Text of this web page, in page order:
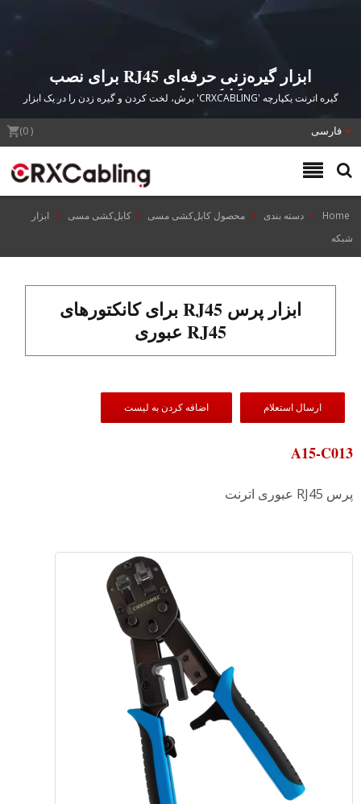
ابزار گیره‌زنی حرفه‌ای RJ45 برای نصب
کانکتورهای عبوری
گیره اترنت یکپارچه 'CRXCABLING' برش، لخت کردن و گیره زدن را در یک ابزار
بادوام با طراحی چرخ دنده‌ای برای راه‌حل‌های اتصال شبکه قابل اعتماد ترکیب
(
) فارسی
Home دسته بندی محصول کابل‌کشی مسی کابل‌کشی مسی
ابزار
شبکه
ابزار پرس RJ45 برای کانکتورهای
RJ45 عبوری
ارسال استعلام اضافه کردن به لیست
A15-C013
پرس RJ45 عبوری اترنت